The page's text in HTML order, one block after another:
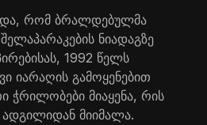
რომ ბრალდებულმა
ნიადაგზე
1992 წელს
იარაღის გამოყენებით
ჭრილობები მიაყენა, რის
ადგილიდან მიიმალა.